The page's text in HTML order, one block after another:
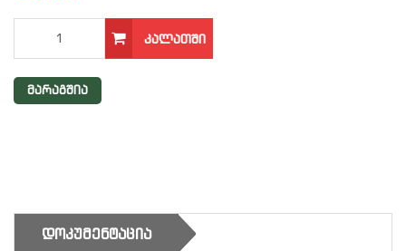
ᲙᲐᲚᲐᲗᲨᲘ
მარაგშია
ᲓᲝᲙᲣᲛᲔᲜᲢᲐᲪᲘᲐ